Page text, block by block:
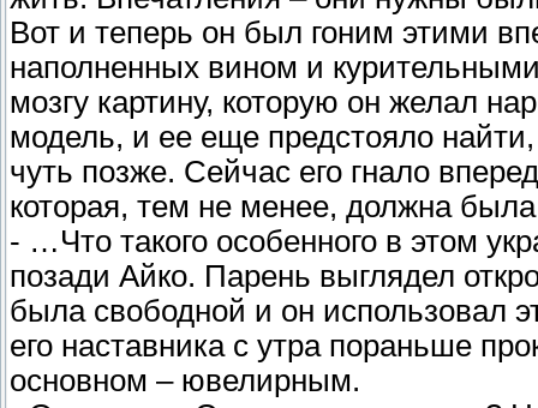
Вот и теперь он был гоним этими
наполненных вином и
мозгу картину, которую он желал
модель, и ее еще предстояло
чуть позже. Сейчас его гнало
которая, тем не менее, должна
- …Что такого особенного в этом
позади Айко. Парень выглядел
была свободной и он использовал
его наставника с утра пораньше
основном – ювелирным.